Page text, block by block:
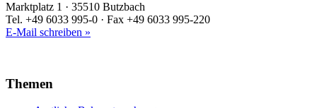
Marktplatz 1 · 35510 Butzbach
Tel. +49 6033 995-0 · Fax +49 6033 995-220
E-Mail schreiben »
Themen